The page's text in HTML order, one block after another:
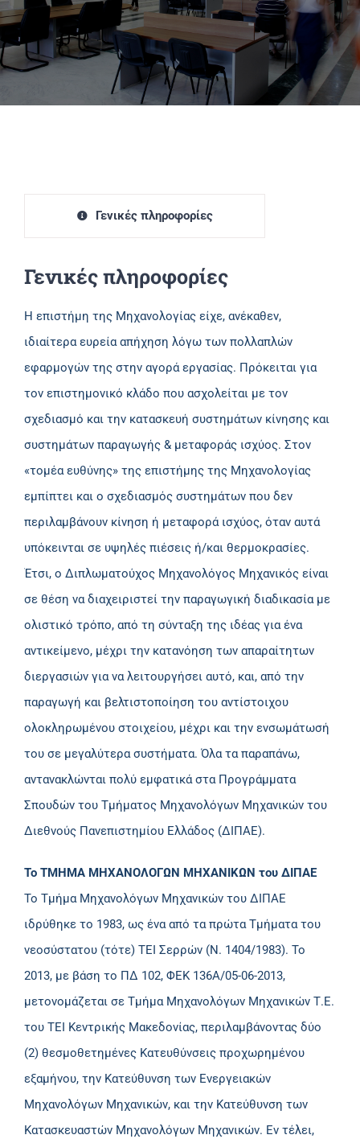
Πανεπιστημιακές Μονάδες
Γενικές πληροφορίες
Γενικές πληροφορίες
Η επιστήμη της Μηχανολογίας είχε, ανέκαθεν,
ιδιαίτερα ευρεία απήχηση λόγω των πολλαπλών
εφαρμογών της στην αγορά εργασίας. Πρόκειται για
τον επιστημονικό κλάδο που ασχολείται με τον
σχεδιασμό και την κατασκευή συστημάτων κίνησης και
συστημάτων παραγωγής & μεταφοράς ισχύος. Στον
«τομέα ευθύνης» της επιστήμης της Μηχανολογίας
εμπίπτει και ο σχεδιασμός συστημάτων που δεν
περιλαμβάνουν κίνηση ή μεταφορά ισχύος, όταν αυτά
υπόκεινται σε υψηλές πιέσεις ή/και θερμοκρασίες.
Έτσι, ο Διπλωματούχος Μηχανολόγος Μηχανικός είναι
σε θέση να διαχειριστεί την παραγωγική διαδικασία με
ολιστικό τρόπο, από τη σύνταξη της ιδέας για ένα
αντικείμενο, μέχρι την κατανόηση των απαραίτητων
διεργασιών για να λειτουργήσει αυτό, και, από την
παραγωγή και βελτιστοποίηση του αντίστοιχου
ολοκληρωμένου στοιχείου, μέχρι και την ενσωμάτωσή
του σε μεγαλύτερα συστήματα. Όλα τα παραπάνω,
αντανακλώνται πολύ εμφατικά στα Προγράμματα
Σπουδών του Τμήματος Μηχανολόγων Μηχανικών του
Διεθνούς Πανεπιστημίου Ελλάδος (ΔΙΠΑΕ).
Το ΤΜΗΜΑ ΜΗΧΑΝΟΛΟΓΩΝ ΜΗΧΑΝΙΚΩΝ του ΔΙΠΑΕ
Το Τμήμα Μηχανολόγων Μηχανικών του ΔΙΠΑΕ
ιδρύθηκε το 1983, ως ένα από τα πρώτα Τμήματα του
νεοσύστατου (τότε) ΤΕΙ Σερρών (Ν. 1404/1983). Το
2013, με βάση το ΠΔ 102, ΦΕΚ 136Α/05-06-2013,
μετονομάζεται σε Τμήμα Μηχανολόγων Μηχανικών Τ.Ε.
του ΤΕΙ Κεντρικής Μακεδονίας, περιλαμβάνοντας δύο
(2) θεσμοθετημένες Κατευθύνσεις προχωρημένου
εξαμήνου, την Κατεύθυνση των Ενεργειακών
Μηχανολόγων Μηχανικών, και την Κατεύθυνση των
Κατασκευαστών Μηχανολόγων Μηχανικών. Εν τέλει,